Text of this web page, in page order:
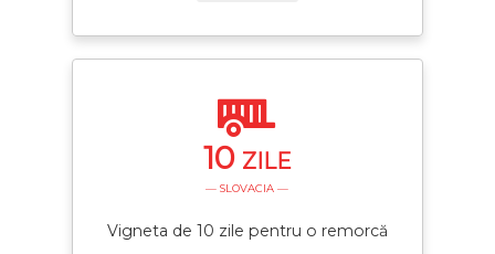
10 ZILE
— SLOVACIA —
Vigneta de 10 zile pentru o remorcă